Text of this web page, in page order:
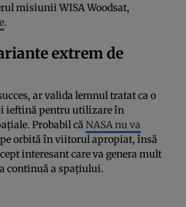
misiunii WISA Woodsat,
.
extrem de
ar valida lemnul tratat ca o
ieftină pentru utilizare în
Probabil că NASA nu va
orbită în viitorul apropiat, însă
interesant care va genera mult
continuă a spațiului.